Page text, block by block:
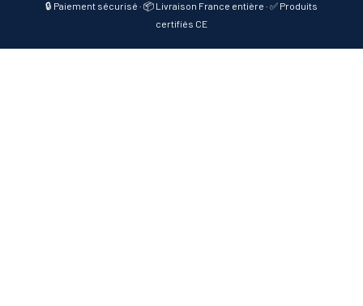
🔒 Paiement sécurisé · 📦 Livraison France entière · ✅ Produits
certifiés CE